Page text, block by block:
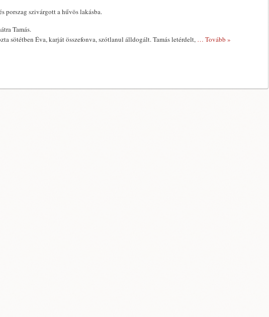
porszag szivárgott a hűvös lakásba.
Tamás.
sötétben Éva, karját összefonva, szótlanul álldogált. Tamás letérdelt, … Tovább »